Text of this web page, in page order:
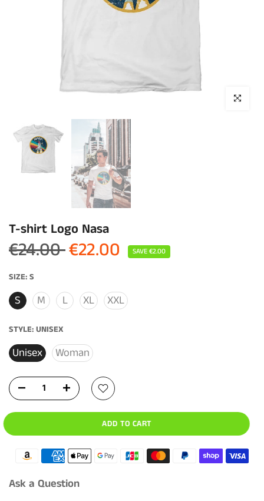
Click to
T-shirt Logo Nasa
€24.00€22.00 SAVE€2.00
SIZE: S
S M L XL XXL
STYLE: UNISEX
Unisex Woman
ADD TO CART
Ask a Question